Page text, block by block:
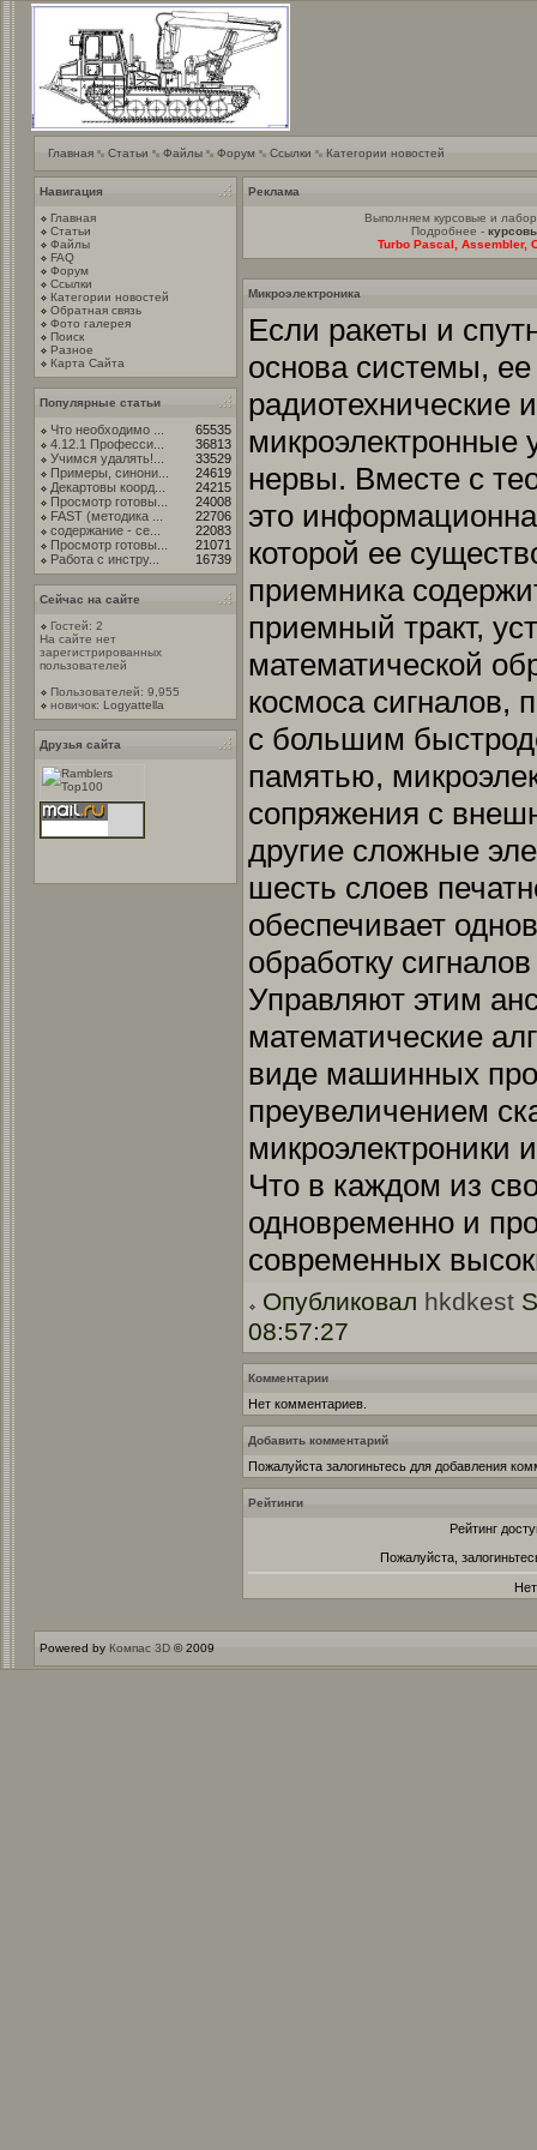
Главная Статьи Файлы Форум Ссылки Категории новостей
Навигация
Главная
Статьи
Файлы
FAQ
Форум
Ссылки
Категории новостей
Обратная связь
Фото галерея
Поиск
Разное
Карта Сайта
Популярные статьи
Что необходимо ...
65535
4.12.1 Професси...
36813
Учимся удалять!...
33529
Примеры, синони...
24619
Декартовы коорд...
24215
Просмотр готовы...
24008
FAST (методика ...
22706
содержание - се...
22083
Просмотр готовы...
21071
Работа с инстру...
16739
Сейчас на сайте
Гостей: 2
На сайте нет
зарегистрированных
пользователей
Пользователей: 9,955
новичок: Logyattella
Друзья сайта
Реклама
Выполняем курсовые и
Подробнее -
Turbo Pascal, Assembler,
Микроэлектроника
Если ракеты и
основа системы,
радиотехнические
микроэлектронные
нервы. Вместе с
это
которой ее
приемника
приемный тракт,
математической
космоса сигналов,
с большим
памятью,
сопряжения с
другие сложные
шесть слоев
обеспечивает
обработку
Управляют этим
математические
виде машинных
преувеличением
микроэлектроники
Что в каждом из
одновременно и
современных
Опубликовал hkdkest
08:57:27
Комментарии
Нет комментариев.
Добавить комментарий
Пожалуйста залогиньтесь для добавления
Рейтинги
Рейтинг
Пожалуйста,
Powered by Компас 3D © 2009